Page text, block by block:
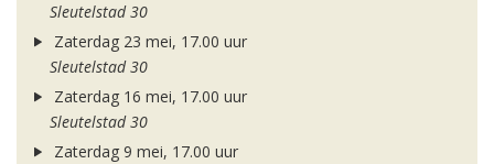
Sleutelstad 30
Zaterdag 23 mei, 17.00 uur
Sleutelstad 30
Zaterdag 16 mei, 17.00 uur
Sleutelstad 30
Zaterdag 9 mei, 17.00 uur